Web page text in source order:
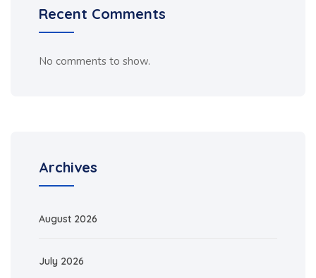
Recent Comments
No comments to show.
Archives
August 2026
July 2026